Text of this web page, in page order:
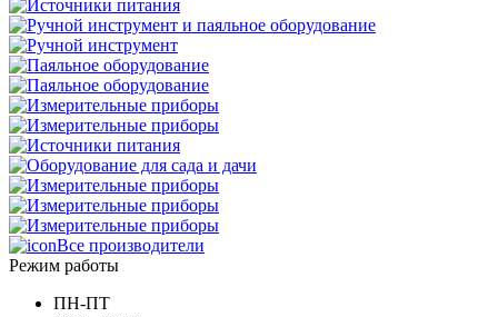
Все производители
Режим работы
ПН-ПТ